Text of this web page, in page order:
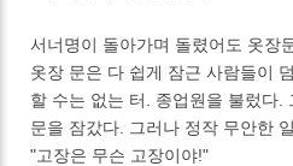
서너명이 돌아가며 돌렸어도 옷장
옷장 문은 다 쉽게 잠근 사람들이
할 수는 없는 터. 종업원을 불렀다.
문을 잠갔다. 그러나 정작 무안한
"고장은 무슨 고장이야!"